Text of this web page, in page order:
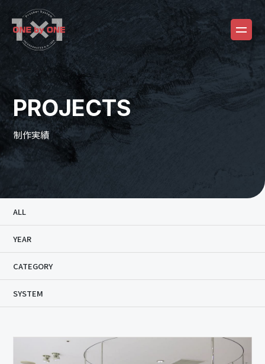
PROJECTS
制作実績
ALL
YEAR
CATEGORY
SYSTEM